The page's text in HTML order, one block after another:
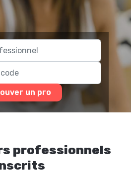
un pro
professionnels